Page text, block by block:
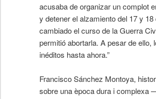
acusaba de organizar un complot
y detener el alzamiento del 17 y
cambiado el curso de la Guerra
permitió abortarla. A pesar de ello,
inéditos hasta ahora.”
Francisco Sánchez Montoya,
sobre una època dura i complexa